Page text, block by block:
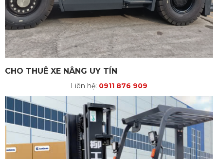
CHO THUÊ XE NÂNG UY TÍN
Liên hệ: 0911 876 909